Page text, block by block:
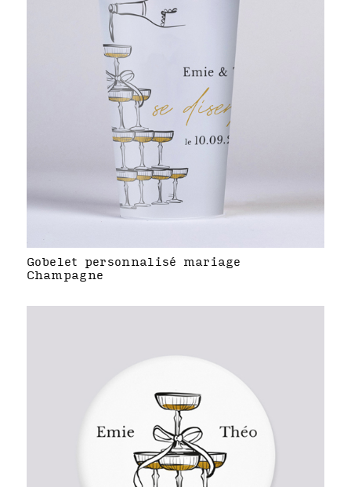
Gobelet personnalisé mariage
Champagne